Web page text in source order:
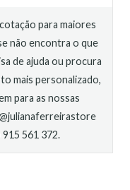
para maiores
não encontra o que
de ajuda ou procura
mais personalizado,
para as nossas
561 372.